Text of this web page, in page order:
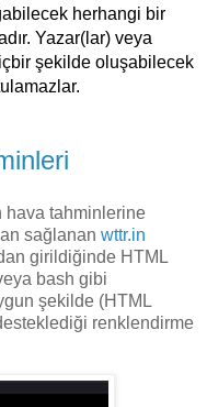
herhangi bir
Yazar(lar) veya
şekilde oluşabilecek
hava tahminlerine
sağlanan wttr.in
girildiğinde HTML
bash gibi
şekilde (HTML
renklendirme